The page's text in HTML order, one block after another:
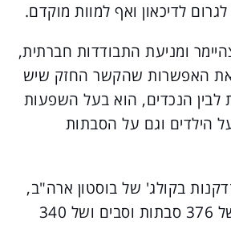
לדיכאון ואף למוות מוקדם.
ומניעת התבודדות חברתית,
האפשרות שהקשר החזק שיש
לבין הנכדים, הוא בעל השפעות
הילדים וגם על הסבתות
בקולג' של בוסטון ארה"ב,
בחן את הרגליהם של 376 סבתות וסבים ושל 340